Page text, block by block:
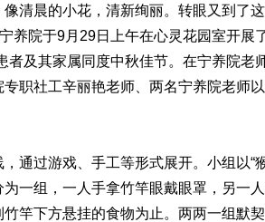
晨的小花，清新绚丽。转眼又到了这
养院于9月29日上午在心灵花园室开展
者及其家属同度中秋佳节。在宁养院老
职社工辛丽艳老师、两名宁养院老师
过游戏、手工等形式展开。小组以“
一组，一人手拿竹竿眼戴眼罩，另一
竿下方悬挂的食物为止。两两一组默